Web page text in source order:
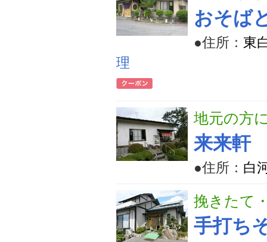
おそば
●住所： 東
理
地元の方
来来軒
●住所： 白
挽きたて
手打ち